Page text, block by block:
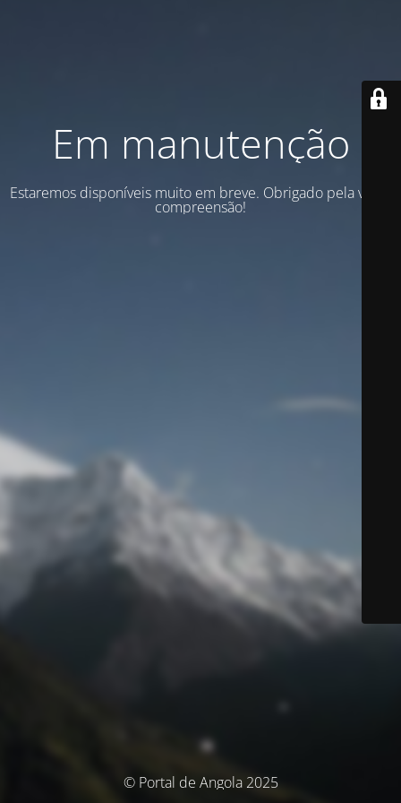
Em manutenção
Estaremos disponíveis muito em breve. Obrigado pela vossa
compreensão!
© Portal de Angola 2025